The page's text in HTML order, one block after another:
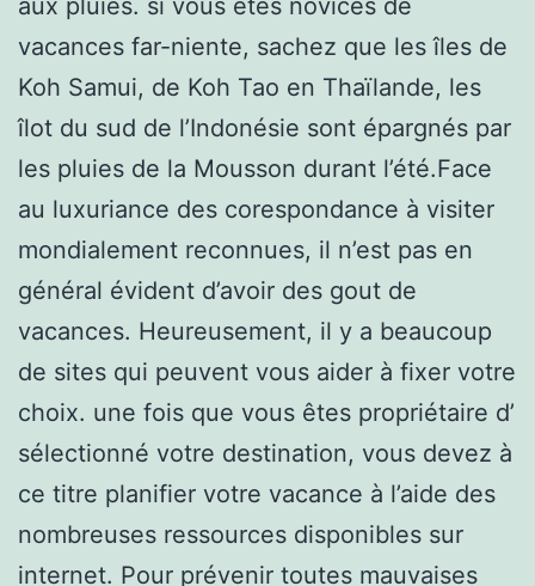
vacances far-niente, sachez que les îles de
Koh Samui, de Koh Tao en Thaïlande, les
îlot du sud de l’Indonésie sont épargnés par
les pluies de la Mousson durant l’été.Face
au luxuriance des corespondance à visiter
mondialement reconnues, il n’est pas en
général évident d’avoir des gout de
vacances. Heureusement, il y a beaucoup
de sites qui peuvent vous aider à fixer votre
choix. une fois que vous êtes propriétaire d’
sélectionné votre destination, vous devez à
ce titre planifier votre vacance à l’aide des
nombreuses ressources disponibles sur
internet. Pour prévenir toutes mauvaises